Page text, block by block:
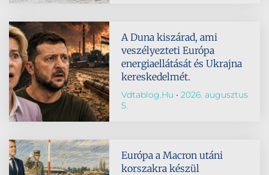
A Duna kiszárad, ami
veszélyezteti Európa
energiaellátását és Ukrajna
kereskedelmét.
Vdtablog.hu
2026. augusztus
5.
Európa a Macron utáni
korszakra készül